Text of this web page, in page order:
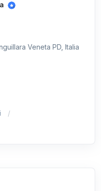
Veneta PD, Italia